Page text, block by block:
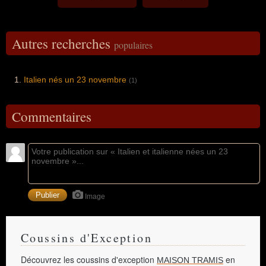
Autres recherches populaires
Italien nés un 23 novembre (1)
Commentaires
Image
Coussins d'Exception
Découvrez les coussins d'exception MAISON TRAMIS en